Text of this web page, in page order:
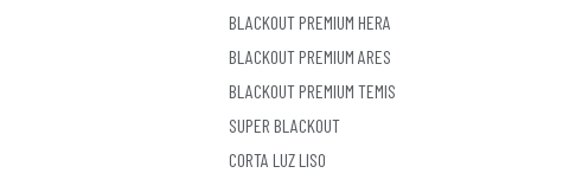
BLACKOUT PREMIUM HERA
BLACKOUT PREMIUM ARES
BLACKOUT PREMIUM TEMIS
SUPER BLACKOUT
CORTA LUZ LISO